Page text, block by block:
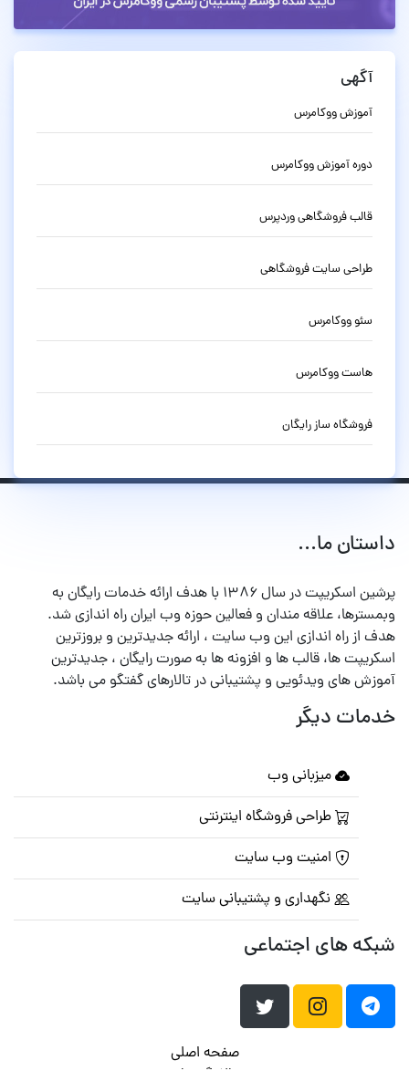
آگهی
آموزش ووکامرس
دوره آموزش ووکامرس
قالب فروشگاهی وردپرس
طراحی سایت فروشگاهی
سئو ووکامرس
هاست ووکامرس
فروشگاه ساز رایگان
داستان ما...
پرشین اسکریپت در سال ۱۳۸۶ با هدف ارائه خدمات رایگان به
وبمسترها، علاقه مندان و فعالین حوزه وب ایران راه اندازی شد.
هدف از راه اندازی این وب سایت ، ارائه جدیدترین و بروزترین
اسکریپت ها، قالب ها و افزونه ها به صورت رایگان ، جدیدترین
آموزش های ویدئویی و پشتیبانی در تالارهای گفتگو می باشد.
خدمات دیگر
میزبانی وب
طراحی فروشگاه اینترنتی
امنیت وب سایت
نگهداری و پشتیبانی سایت
شبکه های اجتماعی
صفحه اصلی